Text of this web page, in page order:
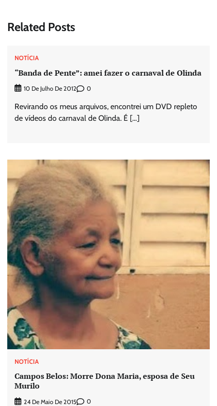
Related Posts
NOTÍCIA
“Banda de Pente”: amei fazer o carnaval de Olinda
10 De Julho De 2012 0
Revirando os meus arquivos, encontrei um DVD repleto
de vídeos do carnaval de Olinda. É […]
NOTÍCIA
Campos Belos: Morre Dona Maria, esposa de Seu
Murilo
24 De Maio De 2015 0